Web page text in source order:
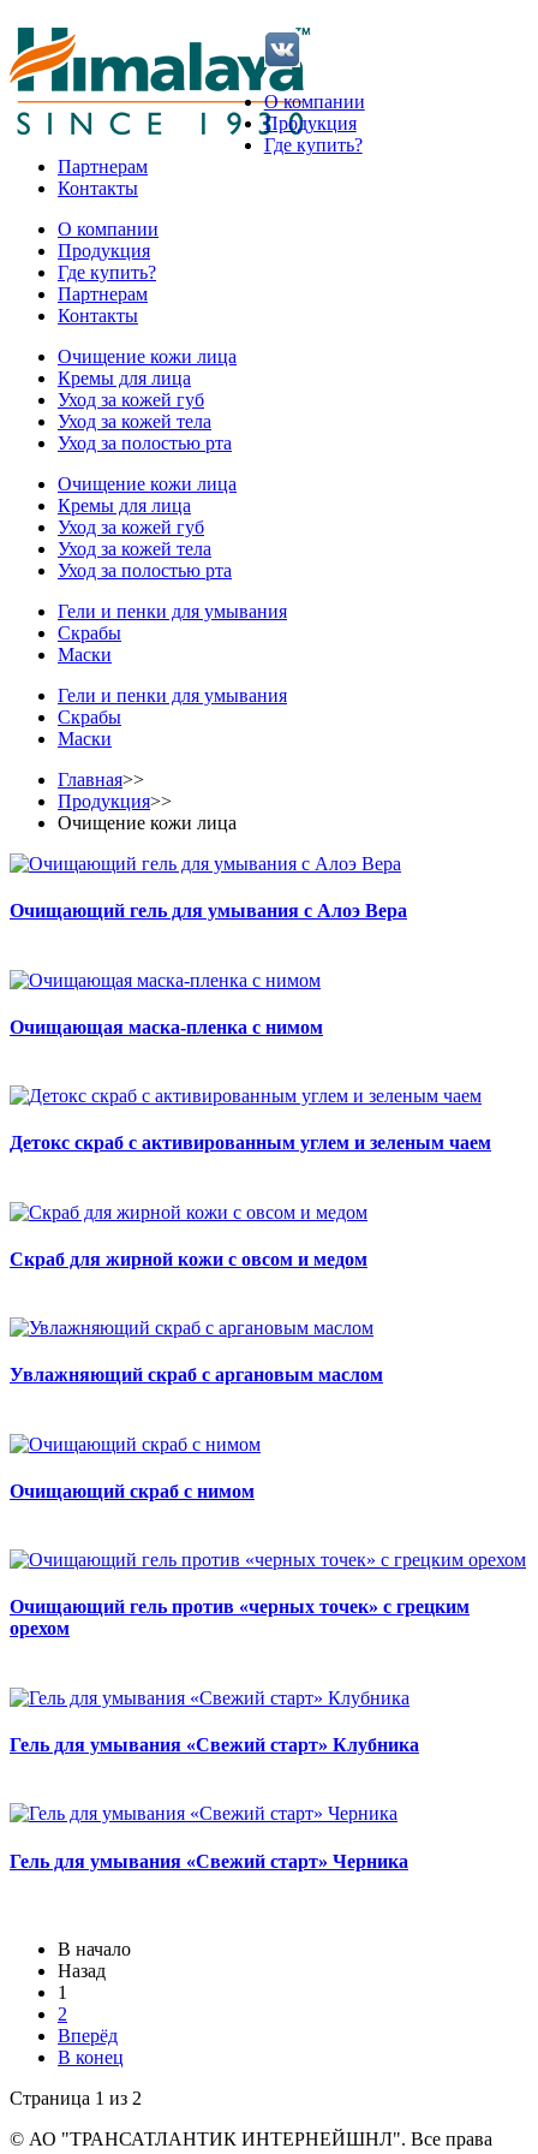
О компании
Продукция
Где купить?
Партнерам
Контакты
О компании
Продукция
Где купить?
Партнерам
Контакты
Очищение кожи лица
Кремы для лица
Уход за кожей губ
Уход за кожей тела
Уход за полостью рта
Очищение кожи лица
Кремы для лица
Уход за кожей губ
Уход за кожей тела
Уход за полостью рта
Гели и пенки для умывания
Скрабы
Маски
Гели и пенки для умывания
Скрабы
Маски
Главная>>
Продукция>>
Очищение кожи лица
Очищающий гель для умывания с Алоэ Вера
Очищающая маска-пленка с нимом
Детокс скраб с активированным углем и зеленым чаем
Скраб для жирной кожи с овсом и медом
Увлажняющий скраб с аргановым маслом
Очищающий скраб с нимом
Очищающий гель против «черных точек» с грецким
орехом
Гель для умывания «Свежий старт» Клубника
Гель для умывания «Свежий старт» Черника
В начало
Назад
1
2
Вперёд
В конец
Страница 1 из 2
© АО "ТРАНСАТЛАНТИК ИНТЕРНЕЙШНЛ". Все права